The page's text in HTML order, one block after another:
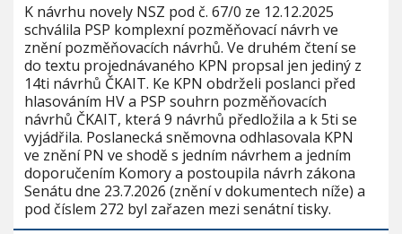
K návrhu novely NSZ pod č. 67/0 ze 12.12.2025
schválila PSP komplexní pozměňovací návrh ve
znění pozměňovacích návrhů. Ve druhém čtení se
do textu projednávaného KPN propsal jen jediný z
14ti návrhů ČKAIT. Ke KPN obdrželi poslanci před
hlasováním HV a PSP souhrn pozměňovacích
návrhů ČKAIT, která 9 návrhů předložila a k 5ti se
vyjádřila. Poslanecká sněmovna odhlasovala KPN
ve znění PN ve shodě s jedním návrhem a jedním
doporučením Komory a postoupila návrh zákona
Senátu dne 23.7.2026 (znění v dokumentech níže) a
pod číslem 272 byl zařazen mezi senátní tisky.